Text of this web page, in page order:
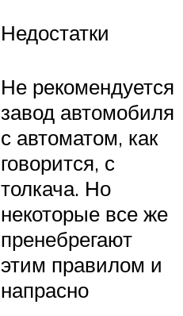
Недостатки
Не рекомендуется
завод автомобиля
с автоматом, как
говорится, с
толкача. Но
некоторые все же
пренебрегают
этим правилом и
напрасно